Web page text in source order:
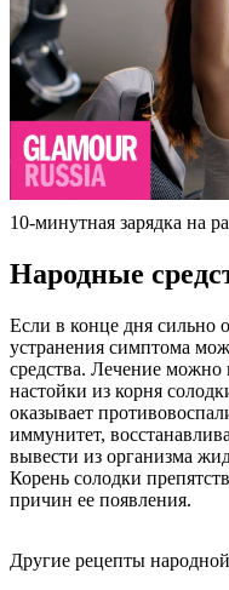
10-минутная зарядка на
Народные
Если в конце дня сильно
устранения симптома
средства. Лечение можно
настойки из корня
оказывает
иммунитет,
вывести из организма
Корень солодки
причин ее появления.
Другие рецепты